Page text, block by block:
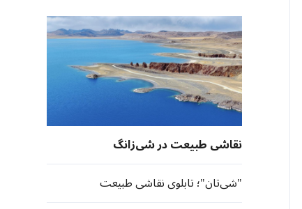
نقاشی طبیعت در شی‌زانگ
"شی‌تان"؛ تابلوی نقاشی طبیعت